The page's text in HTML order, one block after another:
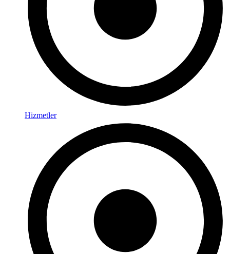
Hizmetler